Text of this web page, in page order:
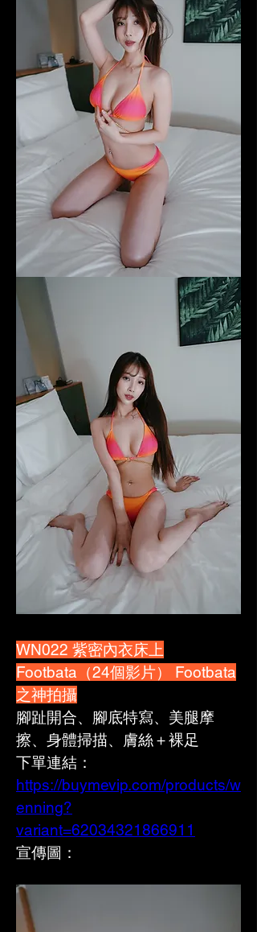
WN022 紫密內衣床上
Footbata（24個影片） Footbata
之神拍攝
腳趾開合、腳底特寫、美腿摩
擦、身體掃描、膚絲＋裸足
下單連結：
https://buymevip.com/products/w
enning?
variant=62034321866911
宣傳圖：